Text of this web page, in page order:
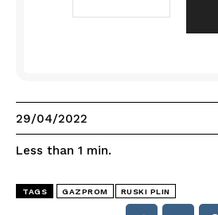
29/04/2022
Less than 1 min.
TAGS GAZPROM RUSKI PLIN